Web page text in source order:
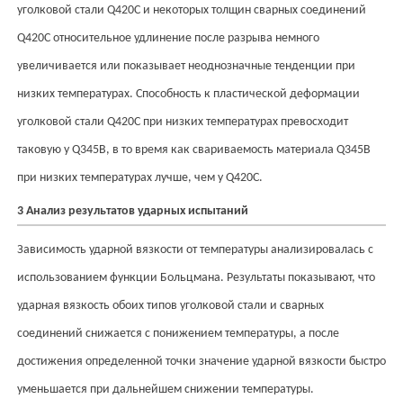
уголковой стали Q420C и некоторых толщин сварных соединений
Q420C относительное удлинение после разрыва немного
увеличивается или показывает неоднозначные тенденции при
низких температурах. Способность к пластической деформации
уголковой стали Q420C при низких температурах превосходит
таковую у Q345B, в то время как свариваемость материала Q345B
при низких температурах лучше, чем у Q420C.
3 Анализ результатов ударных испытаний
Зависимость ударной вязкости от температуры анализировалась с
использованием функции Больцмана. Результаты показывают, что
ударная вязкость обоих типов уголковой стали и сварных
соединений снижается с понижением температуры, а после
достижения определенной точки значение ударной вязкости быстро
уменьшается при дальнейшем снижении температуры.